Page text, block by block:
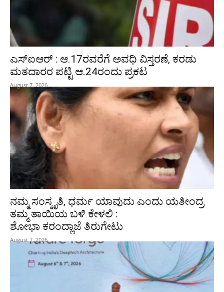
ಎಸ್‌ಐಆರ್‌ : ಆ.17ರವರೆಗೆ ಅವಧಿ ವಿಸ್ತರಣೆ, ಕರಡು
ಮತದಾರರ ಪಟ್ಟಿ ಆ.24ರಂದು ಪ್ರಕಟ
August 7, 2026
ನಮ್ಮ ಸಂಸ್ಕೃತಿ, ಧರ್ಮ ಯಾವುದು ಎಂದು ಯತೀಂದ್ರ
ತಮ್ಮ ತಾಯಿಯ ಬಳಿ ಕೇಳಲಿ :
ಶೋಭಾ ಕರಂದ್ಲಾಜೆ ತಿರುಗೇಟು
August 7, 2026